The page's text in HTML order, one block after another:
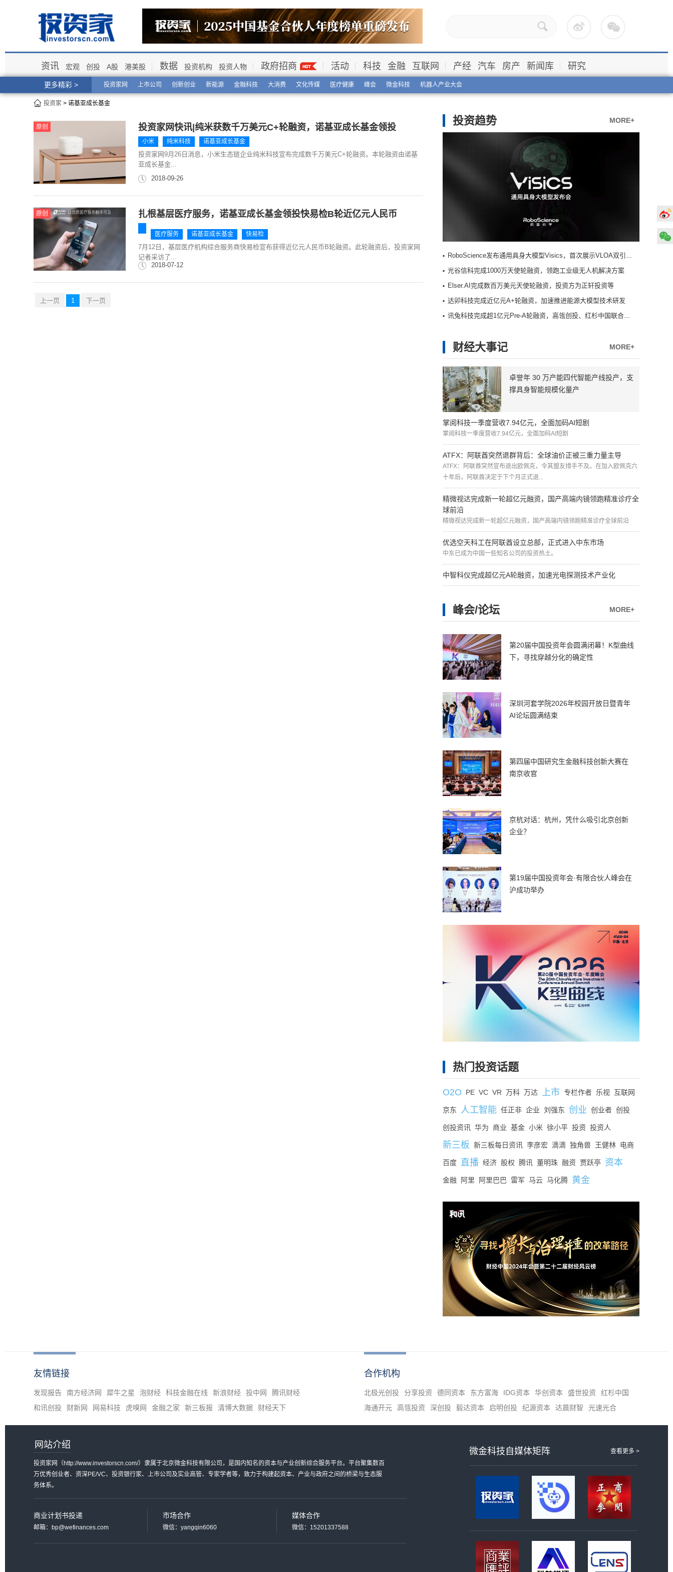
更多精彩 > 投资家网 上市公司 创新创业 新能源 金融科技 大消费 文化传媒 医疗健康 峰会 微金科技 机器人产业大会
资讯 宏观 创投 A股 港美股 数据 投资机构 投资人物 政府招商 活动 科技 金融 互联网 产经 汽车 房产 新闻库 研究
投资家 > 诺基亚成长基金
原创 投资家网快讯|纯米获数千万美元C+轮融资，诺基亚成长基金领投
小米 纯米科技 诺基亚成长基金
投资家网9月26日消息，小米生态链企业纯米科技宣布完成数千万美元C+轮融资。本轮融资由诺基
亚成长基金...
2018-09-26
原创 扎根基层医疗服务，诺基亚成长基金领投快易检B轮近亿元人民币
医疗服务 诺基亚成长基金 快易检
7月12日，基层医疗机构综合服务商快易检宣布获得近亿元人民币B轮融资。此轮融资后，投资家网
记者采访了...
2018-07-12
上一页 1 下一页
MORE+
投资趋势
RoboScience发布通用具身大模型Visics，首次展示VLOA双引擎架构
光谷信科完成1000万天使轮融资，领跑工业级无人机解决方案
Elser.AI完成数百万美元天使轮融资，投资方为正轩投资等
达卯科技完成近亿元A+轮融资，加速推进能源大模型技术研发
讯兔科技完成超1亿元Pre-A轮融资，高瓴创投、红杉中国联合领投
MORE+
财经大事记
卓誉年 30 万产能四代智能产线投产，支
撑具身智能规模化量产
掌阅科技一季度营收7.94亿元，全面加码AI短剧
掌阅科技一季度营收7.94亿元，全面加码AI短剧
ATFX：阿联酋突然退群背后：全球油价正被三重力量主导
ATFX：阿联酋突然宣布退出欧佩克，令其盟友措手不及。在加入欧佩克六
十年后，阿联酋决定于下个月正式退...
精微视达完成新一轮超亿元融资，国产高端内镜领跑精准诊疗全
球前沿
精微视达完成新一轮超亿元融资，国产高端内镜领跑精准诊疗全球前沿
优选空天科工在阿联酋设立总部，正式进入中东市场
中东已成为中国一些知名公司的投资热土。
中智科仪完成超亿元A轮融资，加速光电探测技术产业化
MORE+
峰会/论坛
第20届中国投资年会圆满闭幕！K型曲线
下，寻找穿越分化的确定性
深圳河套学院2026年校园开放日暨青年
AI论坛圆满结束
第四届中国研究生金融科技创新大赛在
南京收官
京杭对话：杭州，凭什么吸引北京创新
企业？
第19届中国投资年会·有限合伙人峰会在
沪成功举办
热门投资话题
O2O PE VC VR 万科 万达 上市 专栏作者 乐视 互联网
京东 人工智能 任正非 企业 刘强东 创业 创业者 创投
创投资讯 华为 商业 基金 小米 徐小平 投资 投资人
新三板 新三板每日资讯 李彦宏 滴滴 独角兽 王健林 电商
百度 直播 经济 股权 腾讯 董明珠 融资 贾跃亭 资本
金融 阿里 阿里巴巴 雷军 马云 马化腾 黄金
友情链接
发现报告 南方经济网 犀牛之星 泡财经 科技金融在线 新浪财经 投中网
腾讯财经
和讯创投
财新网 网易科技 虎嗅网 金融之家 新三板报 清博大数据 财经天下
合作机构
北极光创投 分享投资 德同资本 东方富海 IDG资本 华创资本 盛世投资
红杉中国
海通开元
高瓴投资 深创投 毅达资本 启明创投 纪源资本 达晨财智 光速光合
网站介绍
投资家网（http://www.investorscn.com/）隶属于北京微金科技有限公司，是国内知名的资本与产业创新综合服务平台。平台聚集数百
万优秀创业者、资深PE/VC、投资银行家、上市公司及实业高管、专家学者等，致力于构建起资本、产业与政府之间的桥梁与生态服
务体系。
商业计划书投递
邮箱：bp@wefinances.com
市场合作
微信：yangqin6060
媒体合作
微信：15201337588
查看更多 >
微金科技自媒体矩阵